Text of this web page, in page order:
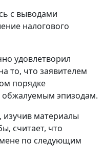
с выводами
налогового
удовлетворил
то, что заявителем
порядке
обжалуемым эпизодам.
изучив материалы
считает, что
по следующим